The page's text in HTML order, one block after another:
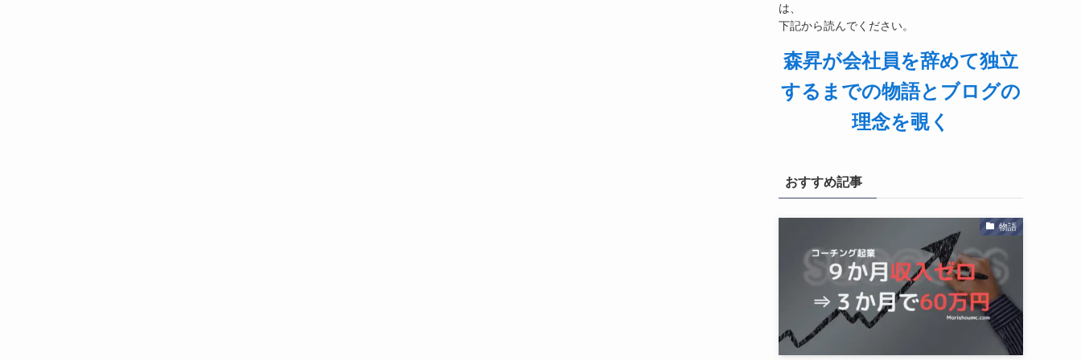
は、
下記から読んでください。
森昇が会社員を辞めて独立
するまでの物語とブログの
理念を覗く
おすすめ記事
物語